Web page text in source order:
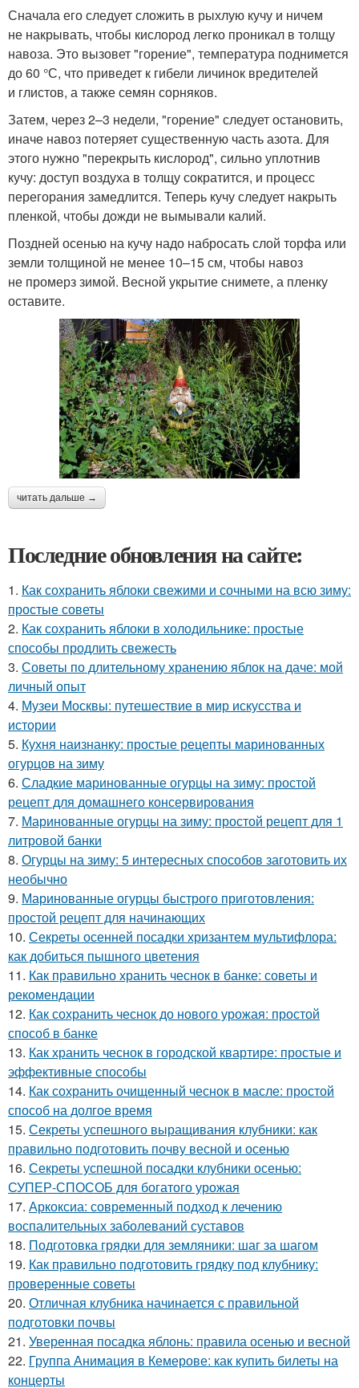
Сначала его следует сложить в рыхлую кучу и ничем
не накрывать, чтобы кислород легко проникал в толщу
навоза. Это вызовет "горение", температура поднимется
до 60 °С, что приведет к гибели личинок вредителей
и глистов, а также семян сорняков.
Затем, через 2–3 недели, "горение" следует остановить,
иначе навоз потеряет существенную часть азота. Для
этого нужно "перекрыть кислород", сильно уплотнив
кучу: доступ воздуха в толщу сократится, и процесс
перегорания замедлится. Теперь кучу следует накрыть
пленкой, чтобы дожди не вымывали калий.
Поздней осенью на кучу надо набросать слой торфа или
земли толщиной не менее 10–15 см, чтобы навоз
не промерз зимой. Весной укрытие снимете, а пленку
оставите.
читать дальше →
Последние обновления на сайте:
1. Как сохранить яблоки свежими и сочными на всю зиму:
простые советы
2. Как сохранить яблоки в холодильнике: простые
способы продлить свежесть
3. Советы по длительному хранению яблок на даче: мой
личный опыт
4. Музеи Москвы: путешествие в мир искусства и
истории
5. Кухня наизнанку: простые рецепты маринованных
огурцов на зиму
6. Сладкие маринованные огурцы на зиму: простой
рецепт для домашнего консервирования
7. Маринованные огурцы на зиму: простой рецепт для 1
литровой банки
8. Огурцы на зиму: 5 интересных способов заготовить их
необычно
9. Маринованные огурцы быстрого приготовления:
простой рецепт для начинающих
10. Секреты осенней посадки хризантем мультифлора:
как добиться пышного цветения
11. Как правильно хранить чеснок в банке: советы и
рекомендации
12. Как сохранить чеснок до нового урожая: простой
способ в банке
13. Как хранить чеснок в городской квартире: простые и
эффективные способы
14. Как сохранить очищенный чеснок в масле: простой
способ на долгое время
15. Секреты успешного выращивания клубники: как
правильно подготовить почву весной и осенью
16. Секреты успешной посадки клубники осенью:
СУПЕР-СПОСОБ для богатого урожая
17. Аркоксиа: современный подход к лечению
воспалительных заболеваний суставов
18. Подготовка грядки для земляники: шаг за шагом
19. Как правильно подготовить грядку под клубнику:
проверенные советы
20. Отличная клубника начинается с правильной
подготовки почвы
21. Уверенная посадка яблонь: правила осенью и весной
22. Группа Анимация в Кемерове: как купить билеты на
концерты